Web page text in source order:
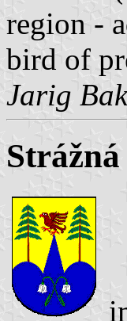
region -
bird of
Jarig